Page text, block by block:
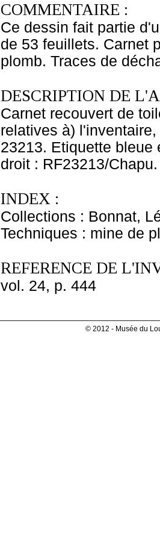
COMMENTAIRE :
Ce dessin fait partie
de 53 feuillets. Carnet
plomb. Traces de
DESCRIPTION DE
Carnet recouvert de
relatives à)
23213. Etiquette bleue
droit : RF23213/
INDEX :
Collections : Bonnat,
Techniques : mine de
REFERENCE DE
vol. 24, p. 444
© 2012 - Musée du